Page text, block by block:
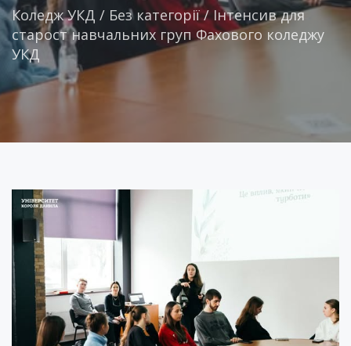
Коледж УКД / Без категорії/Інтенсив для
старост навчальних груп Фахового коледжу
УКД